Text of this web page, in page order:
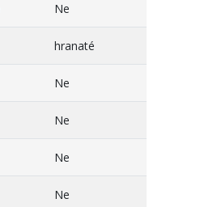
Ne
hranaté
Ne
Ne
Ne
Ne